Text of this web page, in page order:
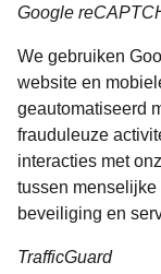
Google
We gebruiken
website en
geautomatiseerd
frauduleuze
interacties met
tussen
beveiliging en
TrafficGuard